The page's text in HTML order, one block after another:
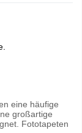
eine häufige
großartige
Fototapeten